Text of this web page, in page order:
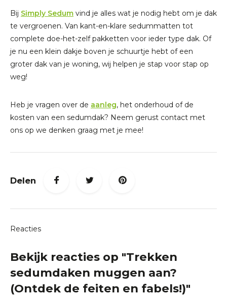
Bij Simply Sedum vind je alles wat je nodig hebt om je dak
te vergroenen. Van kant-en-klare sedummatten tot
complete doe-het-zelf pakketten voor ieder type dak. Of
je nu een klein dakje boven je schuurtje hebt of een
groter dak van je woning, wij helpen je stap voor stap op
weg!
Heb je vragen over de aanleg, het onderhoud of de
kosten van een sedumdak? Neem gerust contact met
ons op we denken graag met je mee!
Delen
Reacties
Bekijk reacties op "Trekken
sedumdaken muggen aan?
(Ontdek de feiten en fabels!)"